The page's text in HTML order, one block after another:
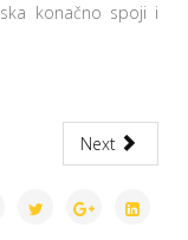
konačno spoji i
Next